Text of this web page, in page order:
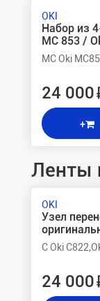
OKI
Набор из
MC 853 /
MC Oki
24 000
+
Ленты
OKI
Узел
C Oki
24 000